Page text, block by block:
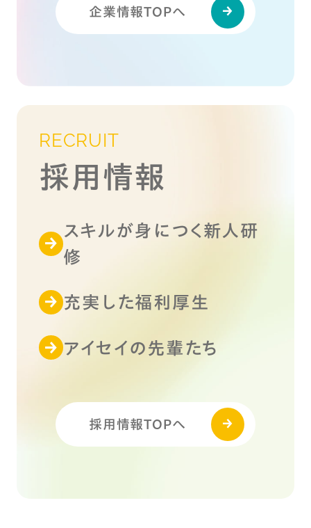
企業情報TOPへ
RECRUIT
採用情報
スキルが身につく新人研
修
充実した福利厚生
アイセイの先輩たち
採用情報TOPへ